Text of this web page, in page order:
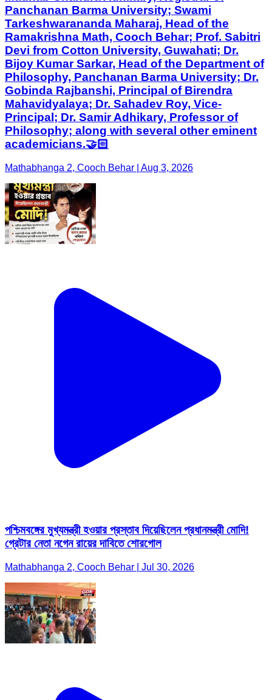
Panchanan Barma University; Swami
Tarkeshwarananda Maharaj, Head of the
Ramakrishna Math, Cooch Behar; Prof. Sabitri
Devi from Cotton University, Guwahati; Dr.
Bijoy Kumar Sarkar, Head of the Department of
Philosophy, Panchanan Barma University; Dr.
Gobinda Rajbanshi, Principal of Birendra
Mahavidyalaya; Dr. Sahadev Roy, Vice-
Principal; Dr. Samir Adhikary, Professor of
Philosophy; along with several other eminent
academicians.🤝🏻
Mathabhanga 2, Cooch Behar | Aug 3, 2026
পশ্চিমবঙ্গের মুখ্যমন্ত্রী হওয়ার প্রস্তাব দিয়েছিলেন প্রধানমন্ত্রী মোদি!
গ্রেটার নেতা নগেন রায়ের দাবিতে শোরগোল
Mathabhanga 2, Cooch Behar | Jul 30, 2026